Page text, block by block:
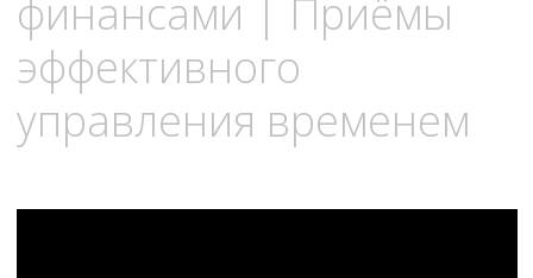
финансами | Приёмы
эффективного
управления временем